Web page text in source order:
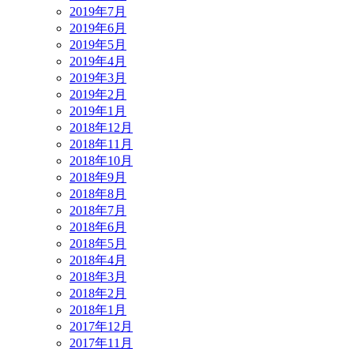
2019年7月
2019年6月
2019年5月
2019年4月
2019年3月
2019年2月
2019年1月
2018年12月
2018年11月
2018年10月
2018年9月
2018年8月
2018年7月
2018年6月
2018年5月
2018年4月
2018年3月
2018年2月
2018年1月
2017年12月
2017年11月